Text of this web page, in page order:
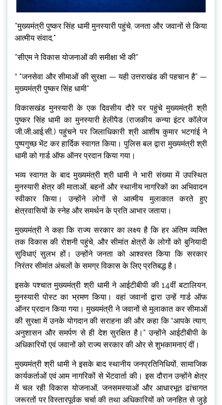
*मुख्यमंत्री पुष्कर सिंह धामी मुनस्यारी पहुंचे, जनता और जवानों से किया
आत्मीय संवाद,*
*सीएम ने विकास योजनाओं की समीक्षा भी की*
“ *जनसेवा और सीमाओं की सुरक्षा — यही उत्तराखंड की पहचान है” —
मुख्यमंत्री पुष्कर सिंह धामी*
विकासखंड मुनस्यारी के एक दिवसीय दौरे पर पहुंचे मुख्यमंत्री श्री
पुष्कर सिंह धामी का मुनस्यारी हेलीपैड (राजकीय कन्या इंटर कॉलेज
जी.जी.आई.सी.) पहुंचने पर जिलाधिकारी श्री आशीष कुमार भटगांई ने
पुष्पगुच्छ भेंट कर हार्दिक स्वागत किया। पुलिस बल द्वारा मुख्यमंत्री श्री
धामी को गार्ड ऑफ ऑनर प्रदान किया गया।
भव्य स्वागत के बाद मुख्यमंत्री श्री धामी ने भारी संख्या में उपस्थित
मुनस्यारी क्षेत्र की माताओं, बहनों और स्थानीय नागरिकों का अभिवादन
स्वीकार किया। उन्होंने लोगों से आत्मीय मुलाकात करते हुए
क्षेत्रवासियों के स्नेह और समर्थन के प्रति आभार जताया।
मुख्यमंत्री ने कहा कि राज्य सरकार का लक्ष्य है कि हर अंतिम व्यक्ति
तक विकास की रोशनी पहुंचे, और सीमांत क्षेत्रों के लोगों को बुनियादी
सुविधाएं सुलभ हों। उन्होंने जनता को आश्वस्त किया कि सरकार
निरंतर सीमांत अंचलों के समग्र विकास के लिए प्रतिबद्ध है।
इसके पश्चात मुख्यमंत्री श्री धामी ने आईटीबीपी की 14वीं बटालियन,
मुनस्यारी पोस्ट का भ्रमण किया। वहां जवानों द्वारा उन्हें गार्ड ऑफ
ऑनर प्रदान किया गया। मुख्यमंत्री ने जवानों से मुलाकात कर सीमाओं
की सुरक्षा में उनके योगदान की सराहना की और कहा कि “आपके त्याग,
अनुशासन और समर्पण से ही देश सुरक्षित है।” उन्होंने आईटीबीपी के
अधिकारियों एवं जवानों को राज्य सरकार की ओर से शुभकामनाएं दीं।
मुख्यमंत्री श्री धामी ने इसके बाद स्थानीय जनप्रतिनिधियों, सामाजिक
कार्यकर्ताओं एवं आम नागरिकों से भेंटवार्ता की। इस दौरान उन्होंने क्षेत्र
में चल रही विकास योजनाओं, जनसमस्याओं और आधारभूत ढांचागत
जरूरतों पर विस्तारपूर्वक चर्चा की तथा अधिकारियों को जनहित से जुड़े